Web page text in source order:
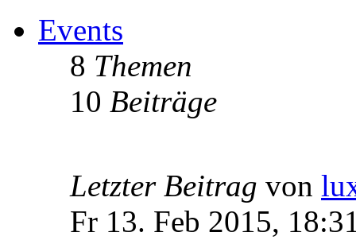
Events
8 Themen
10 Beiträge
Letzter Beitrag von
Fr 13. Feb 2015,